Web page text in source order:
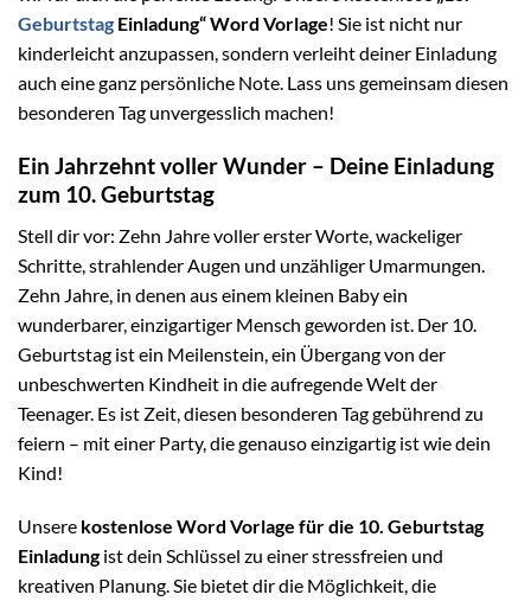
Geburtstag Einladung“ Word Vorlage! Sie ist nicht nur
kinderleicht anzupassen, sondern verleiht deiner Einladung
auch eine ganz persönliche Note. Lass uns gemeinsam diesen
besonderen Tag unvergesslich machen!
Ein Jahrzehnt voller Wunder – Deine Einladung
zum 10. Geburtstag
Stell dir vor: Zehn Jahre voller erster Worte, wackeliger
Schritte, strahlender Augen und unzähliger Umarmungen.
Zehn Jahre, in denen aus einem kleinen Baby ein
wunderbarer, einzigartiger Mensch geworden ist. Der 10.
Geburtstag ist ein Meilenstein, ein Übergang von der
unbeschwerten Kindheit in die aufregende Welt der
Teenager. Es ist Zeit, diesen besonderen Tag gebührend zu
feiern – mit einer Party, die genauso einzigartig ist wie dein
Kind!
Unsere kostenlose Word Vorlage für die 10. Geburtstag
Einladungist dein Schlüssel zu einer stressfreien und
kreativen Planung. Sie bietet dir die Möglichkeit, die